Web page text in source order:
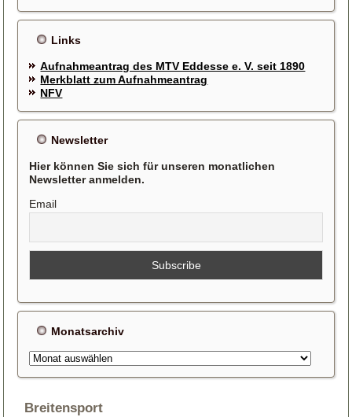
Links
Aufnahmeantrag des MTV Eddesse e. V. seit 1890
Merkblatt zum Aufnahmeantrag
NFV
Newsletter
Hier können Sie sich für unseren monatlichen
Newsletter anmelden.
Email
Monatsarchiv
Monatsarchiv
Breitensport